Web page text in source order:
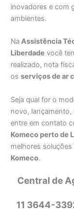
inovadores e com
ambientes.
Na Assistência
Liberdade você
realizado, nota
osserviços de ar
Seja qual for o
novo, lançamento,
entre em contato
Komeco perto de
melhores
Komeco.
Central de
11 3644-